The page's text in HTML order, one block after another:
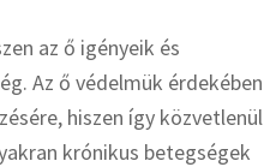
az ő igényeik és
Az ő védelmük érdekében
hiszen így közvetlenül
krónikus betegségek